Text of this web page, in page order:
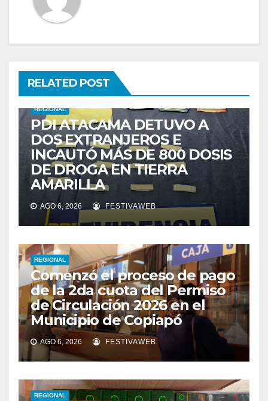
RELATED POST
REGIONAL
PDI ATACAMA DETUVO A
DOS EXTRANJEROS E
INCAUTÓ MÁS DE 800 DOSIS
DE DROGA EN TIERRA
AMARILLA
AGO 6, 2026 FESTIVAWEB
REGIONAL
Comenzó el proceso de pago
de la 2da cuota del Permiso
de Circulación 2026 en el
Municipio de Copiapó
AGO 6, 2026 FESTIVAWEB
REGIONAL